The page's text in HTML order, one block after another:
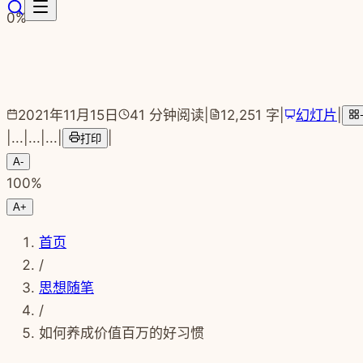
跳转到主要内容
0%
2021年11月15日 41 分钟阅读 12,251 字 幻灯片
... ... ... 打印
A-
100%
A+
首页
/
思想随笔
/
如何养成价值百万的好习惯